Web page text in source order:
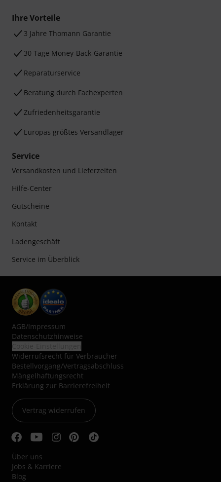
Ihre Vorteile
3 Jahre Thomann Garantie
30 Tage Money-Back-Garantie
Reparaturservice
Beratung durch Fachexperten
Zufriedenheitsgarantie
Europas größtes Versandlager
Service
Versandkosten und Lieferzeiten
Hilfe-Center
Gutscheine
Kontakt
Ladengeschäft
Service im Überblick
AGB/Impressum
Datenschutzhinweise
Widerrufsrecht für Verbraucher
Bestellvorgang/Vertragsabschluss
Mängelhaftungsrecht
Erklärung zur Barrierefreiheit
Vertrag widerrufen
Über uns
Jobs & Karriere
Blog